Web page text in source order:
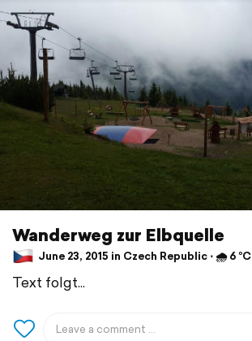
Wanderweg zur Elbquelle
June 23, 2015 in Czech Republic ⋅ 🌧 6 °C
Text folgt...